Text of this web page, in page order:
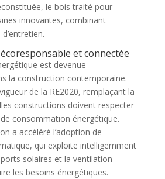
le bois traité pour
innovantes, combinant
et connectée
est devenue
la construction contemporaine.
de la RE2020, remplaçant la
constructions doivent respecter
consommation énergétique.
a accéléré l’adoption de
qui exploite intelligemment
solaires et la ventilation
les besoins énergétiques.